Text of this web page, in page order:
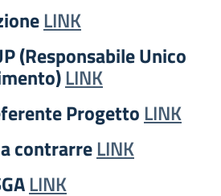
LINK
(Responsabile Unico
LINK
Progetto LINK
contrarreLINK
LINK